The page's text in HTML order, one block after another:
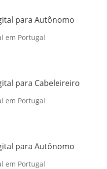
para Autônomo
em Portugal
para Cabeleireiro
em Portugal
para Autônomo
em Portugal